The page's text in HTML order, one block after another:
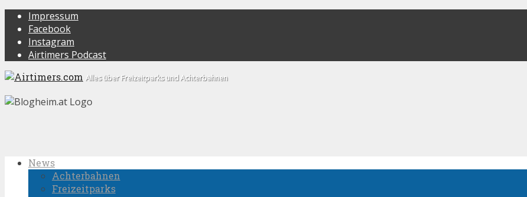
Impressum
Facebook
Instagram
Airtimers Podcast
Alles über Freizeitparks und Achterbahnen
News
Achterbahnen
Freizeitparks